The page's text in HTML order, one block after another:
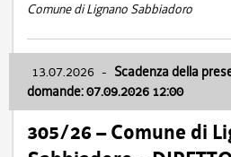
Comune di Lignano Sabbiadoro
13.07.2026 - Scadenza della
domande: 07.09.2026 12:00
305/26 – Comune di